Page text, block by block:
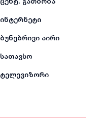
ინტერნეტი
ბუნებრივი აირი
სათავსო
ტელევიზორი